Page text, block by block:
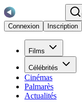
Connexion
Inscription
Films
Célébrités
Cinémas
Palmarès
Actualités